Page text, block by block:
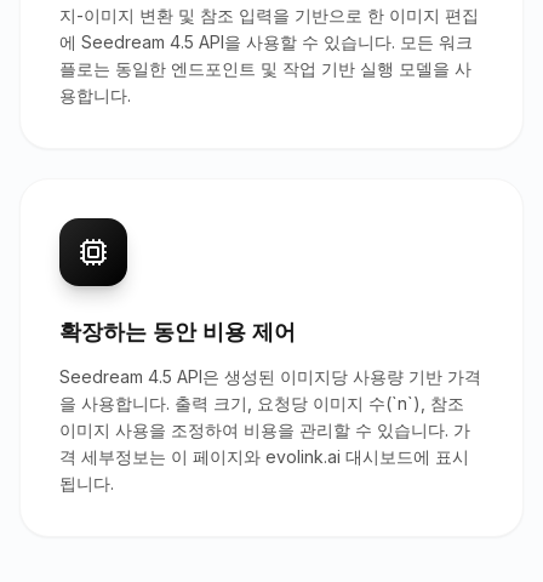
지-이미지 변환 및 참조 입력을 기반으로 한 이미지 편집
에 Seedream 4.5 API을 사용할 수 있습니다. 모든 워크
플로는 동일한 엔드포인트 및 작업 기반 실행 모델을 사
용합니다.
확장하는 동안 비용 제어
Seedream 4.5 API은 생성된 이미지당 사용량 기반 가격
을 사용합니다. 출력 크기, 요청당 이미지 수(`n`), 참조
이미지 사용을 조정하여 비용을 관리할 수 있습니다. 가
격 세부정보는 이 페이지와 evolink.ai 대시보드에 표시
됩니다.